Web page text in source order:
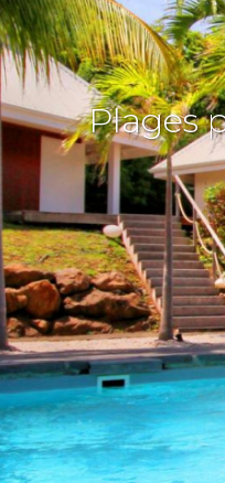
Plages